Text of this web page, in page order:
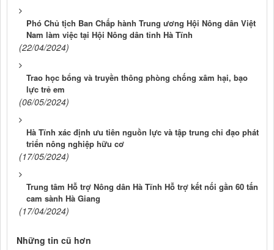
Phó Chủ tịch Ban Chấp hành Trung ương Hội Nông dân Việt
Nam làm việc tại Hội Nông dân tỉnh Hà Tĩnh
(22/04/2024)
Trao học bổng và truyền thông phòng chống xâm hại, bạo
lực trẻ em
(06/05/2024)
Hà Tĩnh xác định ưu tiên nguồn lực và tập trung chỉ đạo phát
triển nông nghiệp hữu cơ
(17/05/2024)
Trung tâm Hỗ trợ Nông dân Hà Tĩnh Hỗ trợ kết nối gần 60 tấn
cam sành Hà Giang
(17/04/2024)
Những tin cũ hơn